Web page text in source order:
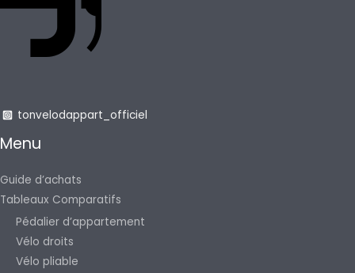
tonvelodappart_officiel
Menu
Guide d’achats
Tableaux Comparatifs
Pédalier d’appartement
Vélo droits
Vélo pliable